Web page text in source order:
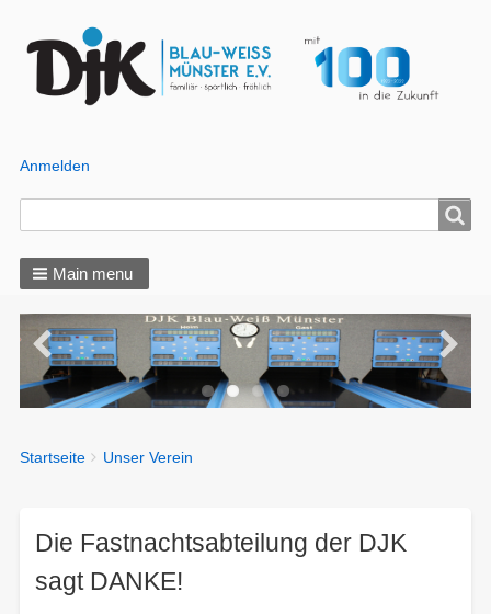
Benutzer
Menü
Anmelden
Main menu
Breadcrumbs
You
Startseite Unser Verein
Die Fastnachtsabteilung der DJK
sagt DANKE!